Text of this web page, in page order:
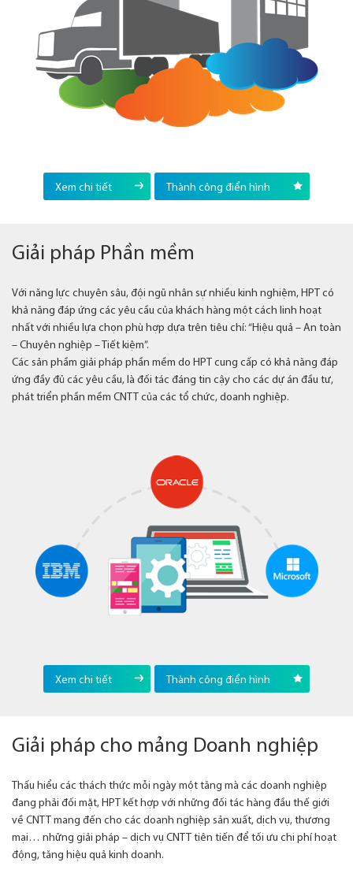
Xem chi tiết Thành công điển hình
Giải pháp Phần mềm
Với năng lực chuyên sâu, đội ngũ nhân sự nhiều kinh nghiệm, HPT có
khả năng đáp ứng các yêu cầu của khách hàng một cách linh hoạt
nhất với nhiều lựa chọn phù hợp dựa trên tiêu chí: “Hiệu quả – An toàn
– Chuyên nghiệp – Tiết kiệm”.
Các sản phầm giải pháp phần mềm do HPT cung cấp có khả năng đáp
ứng đầy đủ các yêu cầu, là đối tác đáng tin cậy cho các dự án đầu tư,
phát triển phần mềm CNTT của các tổ chức, doanh nghiệp.
Xem chi tiết Thành công điển hình
Giải pháp cho mảng Doanh nghiệp
Thấu hiểu các thách thức mỗi ngày một tăng mà các doanh nghiệp
đang phải đối mặt, HPT kết hợp với những đối tác hàng đầu thế giới
về CNTT mang đến cho các doanh nghiệp sản xuất, dịch vụ, thương
mại… những giải pháp – dịch vụ CNTT tiên tiến để tối ưu chi phí hoạt
động, tăng hiệu quả kinh doanh.